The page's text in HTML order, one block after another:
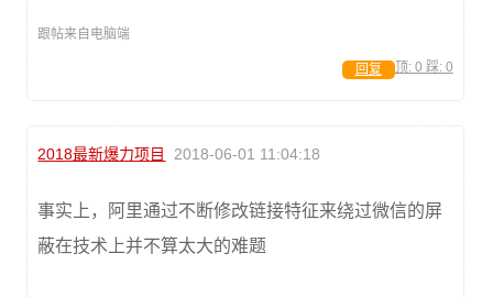
跟帖来自电脑端
顶: 0 踩: 0
回复
2018最新爆力项目 2018-06-01 11:04:18
事实上，阿里通过不断修改链接特征来绕过微信的屏
蔽在技术上并不算太大的难题